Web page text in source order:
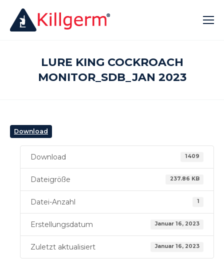
LURE KING COCKROACH
MONITOR_SDB_JAN 2023
Download
Download 1409
Dateigröße 237.86 KB
Datei-Anzahl 1
Erstellungsdatum Januar 16, 2023
Zuletzt aktualisiert Januar 16, 2023